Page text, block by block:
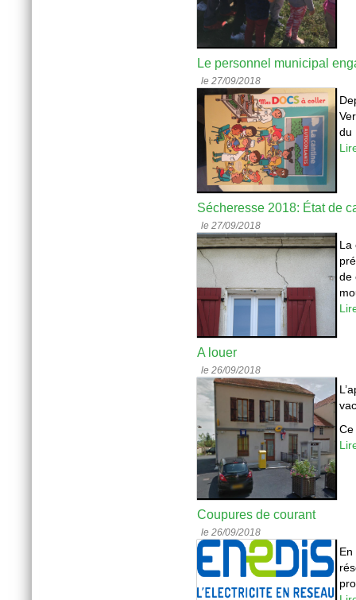
Le personnel municipal
le 27/09/2018
Sécheresse 2018: État de
le 27/09/2018
La
de
A louer
le 26/09/2018
Ce
Coupures de courant
le 26/09/2018